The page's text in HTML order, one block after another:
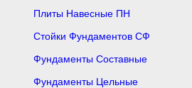
Плиты Навесные ПН
Стойки Фундаментов СФ
Фундаменты Составные
Фундаменты Цельные